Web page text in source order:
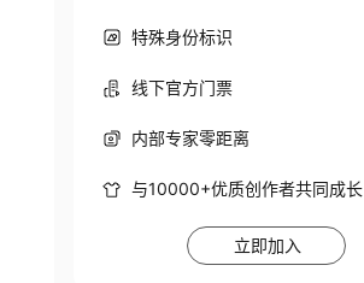
特殊身份标识
线下官方门票
内部专家零距离
与10000+优质创作者共同成长
立即加入